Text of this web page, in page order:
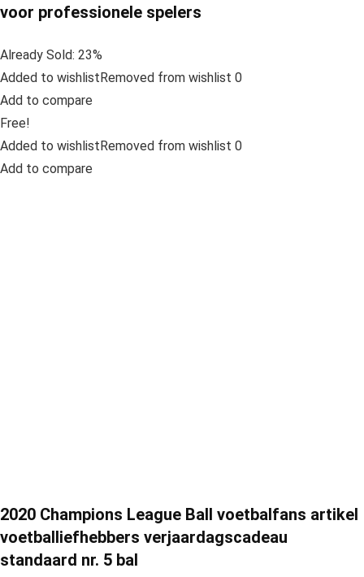
voor professionele spelers
Already Sold: 23%
Added to wishlistRemoved from wishlist 0
Add to compare
Free!
Added to wishlistRemoved from wishlist 0
Add to compare
2020 Champions League Ball voetbalfans artikel
voetballiefhebbers verjaardagscadeau
standaard nr. 5 bal